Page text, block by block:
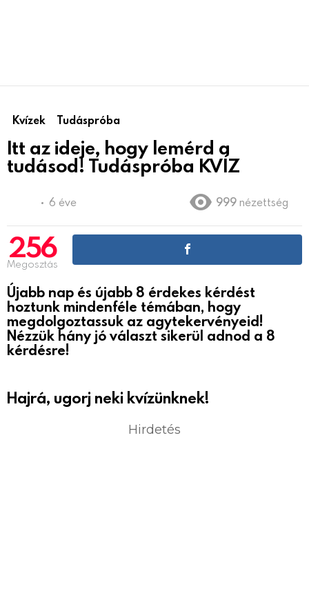
Kvízek Tudáspróba
Itt az ideje, hogy lemérd a
tudásod! Tudáspróba KVÍZ
6 éve 999 nézettség
256
Megosztás
Újabb nap és újabb 8 érdekes kérdést
hoztunk mindenféle témában, hogy
megdolgoztassuk az agytekervényeid!
Nézzük hány jó választ sikerül adnod a 8
kérdésre!
Hajrá, ugorj neki kvízünknek!
Hirdetés